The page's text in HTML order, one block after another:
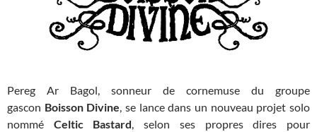
Pereg Ar Bagol, sonneur de cornemuse du groupe
gascon Boisson Divine, se lance dans un nouveau projet solo
nommé Celtic Bastard, selon ses propres dires pour